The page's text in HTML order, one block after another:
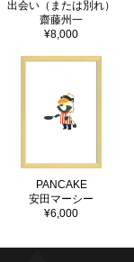
出会い（または別れ）
齋藤州一
¥8,000
PANCAKE
安田マーシー
¥6,000